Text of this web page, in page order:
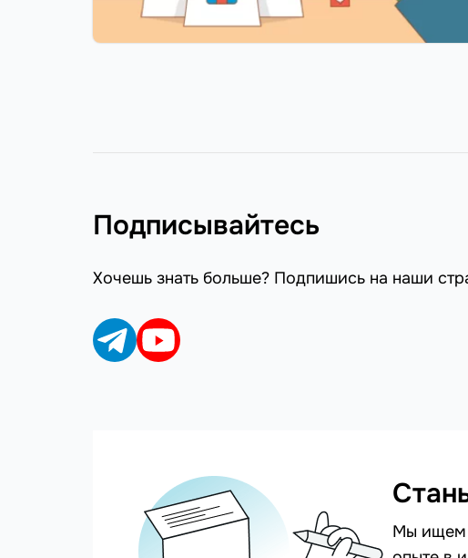
Подписывайтесь
Хочешь знать больше? Подпишись на наши
Мы ищем